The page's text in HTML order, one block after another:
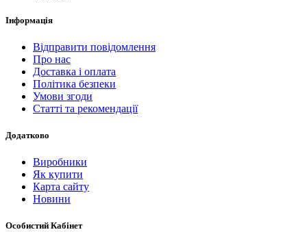
Інформація
Відправити повідомлення
Про нас
Доставка і оплата
Політика безпеки
Умови згоди
Статті та рекомендації
Додатково
Виробники
Як купити
Карта сайту
Новини
Особистий Кабінет